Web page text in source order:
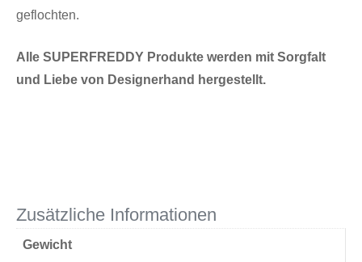
geflochten.
Alle SUPERFREDDY Produkte werden mit Sorgfalt
und Liebe von Designerhand hergestellt.
Zusätzliche Informationen
Gewicht